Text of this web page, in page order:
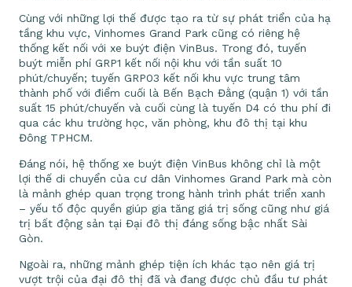
Cùng với những lợi thế được tạo ra từ sự phát triển của hạ
tầng khu vực, Vinhomes Grand Park cũng có riêng hệ
thống kết nối với xe buýt điện VinBus. Trong đó, tuyến
buýt miễn phí GRP1 kết nối nội khu với tần suất 10
phút/chuyến; tuyến GRP03 kết nối khu vực trung tâm
thành phố với điểm cuối là Bến Bạch Đằng (quận 1) với tần
suất 15 phút/chuyến và cuối cùng là tuyến D4 có thu phí đi
qua các khu trường học, văn phòng, khu đô thị tại khu
Đông TPHCM.
Đáng nói, hệ thống xe buýt điện VinBus không chỉ là một
lợi thế di chuyển của cư dân Vinhomes Grand Park mà còn
là mảnh ghép quan trọng trong hành trình phát triển xanh
– yếu tố độc quyền giúp gia tăng giá trị sống cũng như giá
trị bất động sản tại Đại đô thị đáng sống bậc nhất Sài
Gòn.
Ngoài ra, những mảnh ghép tiện ích khác tạo nên giá trị
vượt trội của đại đô thị đã và đang được chủ đầu tư phát